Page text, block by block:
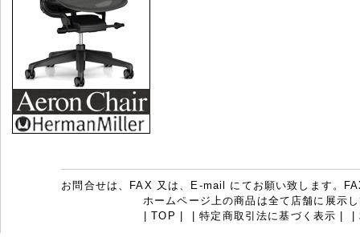
お問合せは、FAX 又は、E-mail にてお願い致します。
ホームページ上の商品は全て店舗に展示
|TOP |特定商取引法に基づく表示 |